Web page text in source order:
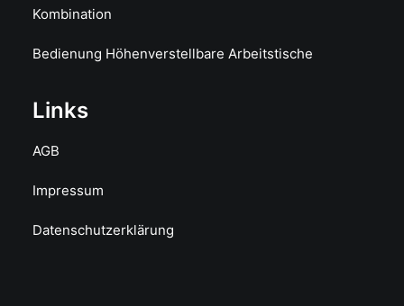
Kombination
Bedienung Höhenverstellbare Arbeitstische
Links
AGB
Impressum
Datenschutzerklärung